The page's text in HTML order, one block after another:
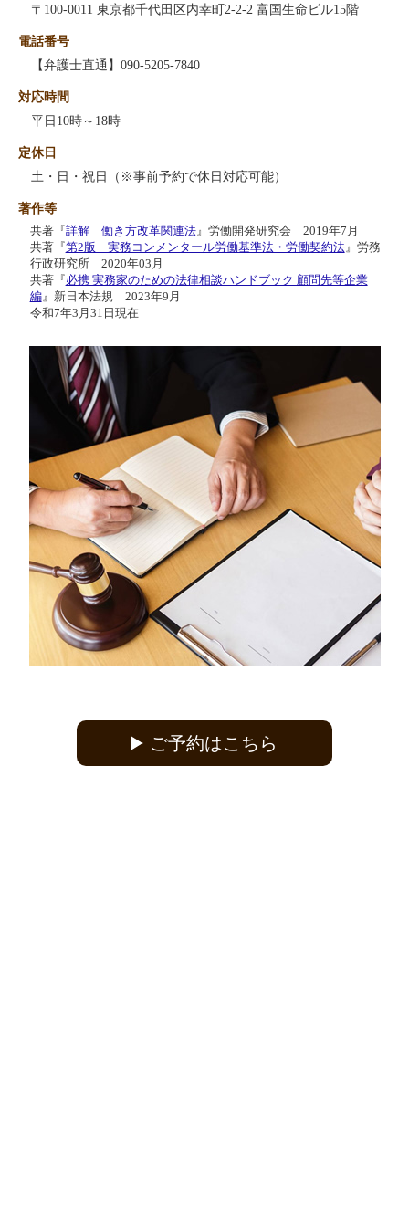
〒100-0011 東京都千代田区内幸町2-2-2 富国生命ビル15階
電話番号
【弁護士直通】090-5205-7840
対応時間
平日10時～18時
定休日
土・日・祝日（※事前予約で休日対応可能）
著作等
共著『 詳解 働き方改革関連法』労働開発研究会 2019年7月
共著『 第2版 実務コンメンタール労働基準法・労働契約法』労務
行政研究所 2020年03月
共著『 必携 実務家のための法律相談ハンドブック 顧問先等企業
編』新日本法規 2023年9月
令和7年3月31日現在
ご予約はこちら